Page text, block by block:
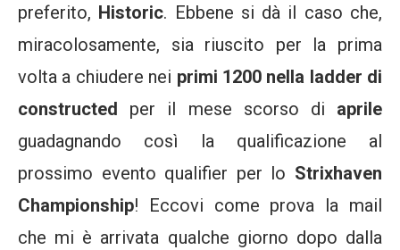
preferito, Historic. Ebbene si dà il caso che,
miracolosamente, sia riuscito per la prima
volta a chiudere nei primi 1200 nella ladder di
constructed per il mese scorso di aprile
guadagnando così la qualificazione al
prossimo evento qualifier per lo Strixhaven
Championship! Eccovi come prova la mail
che mi è arrivata qualche giorno dopo dalla